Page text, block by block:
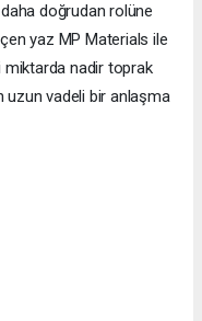
doğrudan rolüne
yaz MP Materials ile
miktarda nadir toprak
uzun vadeli bir anlaşma